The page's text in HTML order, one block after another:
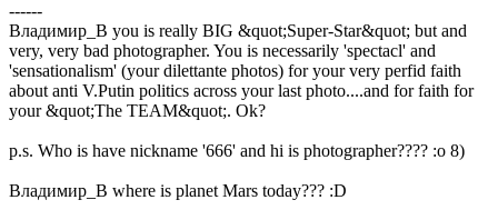
------
Владимир_В you is really BIG &quot;Super-Star&quot; but and
very, very bad photographer. You is necessarily 'spectacl' and
'sensationalism' (your dilettante photos) for your very perfid faith
about anti V.Putin politics across your last photo....and for faith for
your &quot;The TEAM&quot;. Ok?
p.s. Who is have nickname '666' and hi is photographer???? :o 8)
Владимир_В where is planet Mars today??? :D